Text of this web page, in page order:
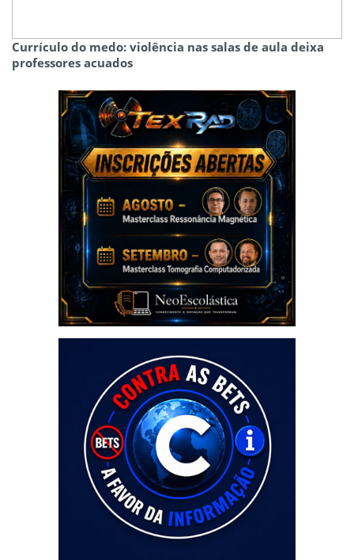
Currículo do medo: violência nas salas de aula deixa
professores acuados